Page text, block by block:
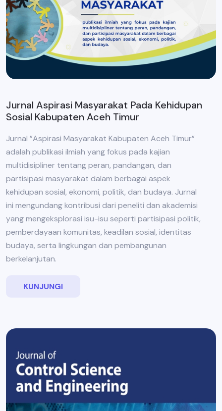
Jurnal Aspirasi Masyarakat Pada Kehidupan
Sosial Kabupaten Aceh Timur
Jurnal ”Aspirasi Masyarakat Kabupaten Aceh Timur”
adalah publikasi ilmiah yang fokus pada kajian
multidisipliner tentang peran, pandangan, dan
partisipasi masyarakat dalam berbagai aspek
kehidupan sosial, ekonomi, politik, dan budaya. Jurnal
ini mengundang kontribusi dari peneliti dan akademisi
yang mengeksplorasi isu-isu seperti partisipasi politik,
pemberdayaan komunitas, keadilan sosial, identitas
budaya, serta lingkungan dan pembangunan
berkelanjutan.
KUNJUNGI